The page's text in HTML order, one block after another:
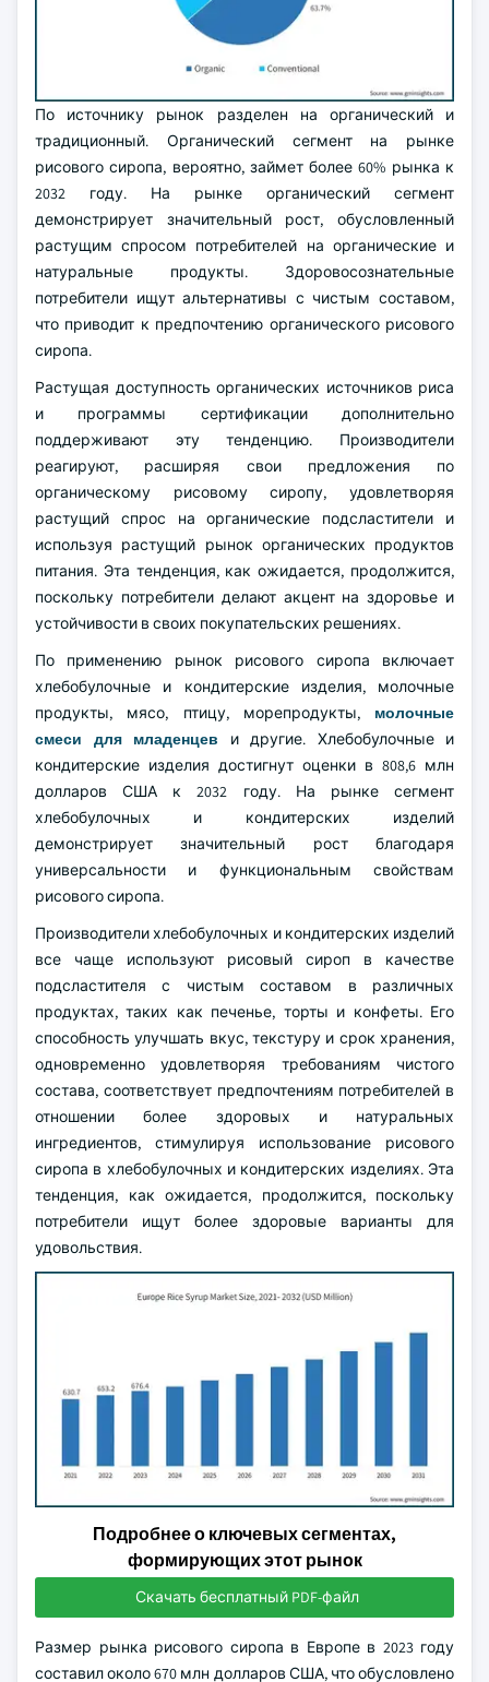
По источнику рынок разделен на органический и
традиционный. Органический сегмент на рынке
рисового сиропа, вероятно, займет более 60% рынка к
2032 году. На рынке органический сегмент
демонстрирует значительный рост, обусловленный
растущим спросом потребителей на органические и
натуральные продукты. Здоровосознательные
потребители ищут альтернативы с чистым составом,
что приводит к предпочтению органического рисового
сиропа.
Растущая доступность органических источников риса
и программы сертификации дополнительно
поддерживают эту тенденцию. Производители
реагируют, расширяя свои предложения по
органическому рисовому сиропу, удовлетворяя
растущий спрос на органические подсластители и
используя растущий рынок органических продуктов
питания. Эта тенденция, как ожидается, продолжится,
поскольку потребители делают акцент на здоровье и
устойчивости в своих покупательских решениях.
По применению рынок рисового сиропа включает
хлебобулочные и кондитерские изделия, молочные
продукты, мясо, птицу, морепродукты, молочные
смеси для младенцев и другие. Хлебобулочные и
кондитерские изделия достигнут оценки в 808,6 млн
долларов США к 2032 году. На рынке сегмент
хлебобулочных и кондитерских изделий
демонстрирует значительный рост благодаря
универсальности и функциональным свойствам
рисового сиропа.
Производители хлебобулочных и кондитерских изделий
все чаще используют рисовый сироп в качестве
подсластителя с чистым составом в различных
продуктах, таких как печенье, торты и конфеты. Его
способность улучшать вкус, текстуру и срок хранения,
одновременно удовлетворяя требованиям чистого
состава, соответствует предпочтениям потребителей в
отношении более здоровых и натуральных
ингредиентов, стимулируя использование рисового
сиропа в хлебобулочных и кондитерских изделиях. Эта
тенденция, как ожидается, продолжится, поскольку
потребители ищут более здоровые варианты для
удовольствия.
Подробнее о ключевых сегментах,
формирующих этот рынок
Скачать бесплатный PDF-файл
Размер рынка рисового сиропа в Европе в 2023 году
составил около 670 млн долларов США, что обусловлено